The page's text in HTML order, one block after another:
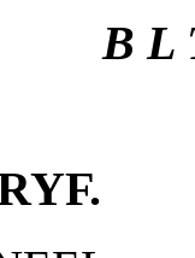
B L